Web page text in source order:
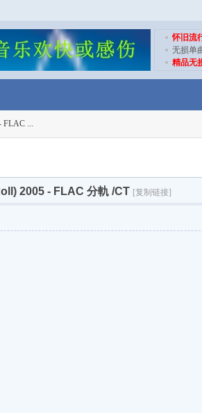
怀旧流
无损单
精品无
FLAC ...
2005 - FLAC 分軌 /CT [复制链接]